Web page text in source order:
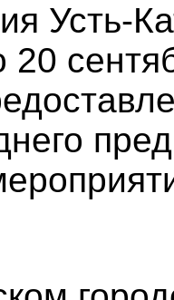
Усть-
20